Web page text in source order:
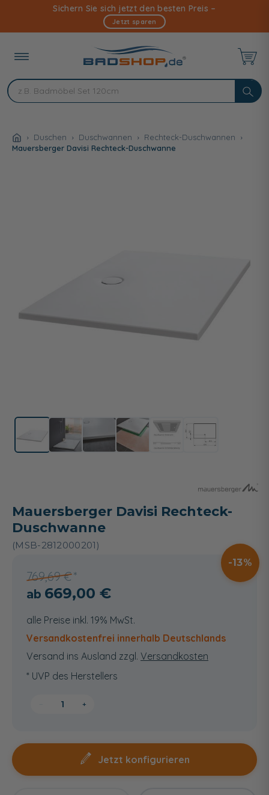
Inhalt
Sichern Sie sich jetzt den besten Preis –
Jetzt sparen
Duschen Duschwannen
Rechteck-Duschwannen
Mauersberger Davisi Rechteck-Duschwanne
Mauersberger Davisi Rechteck-
Duschwanne
(MSB-2812000201)
769,69 €
13
669,00 €
alle Preise inkl. 19% MwSt.
Versandkostenfrei innerhalb Deutschlands
Versand ins Ausland zzgl. Versandkosten
* UVP des Herstellers
+
Jetzt konfigurieren